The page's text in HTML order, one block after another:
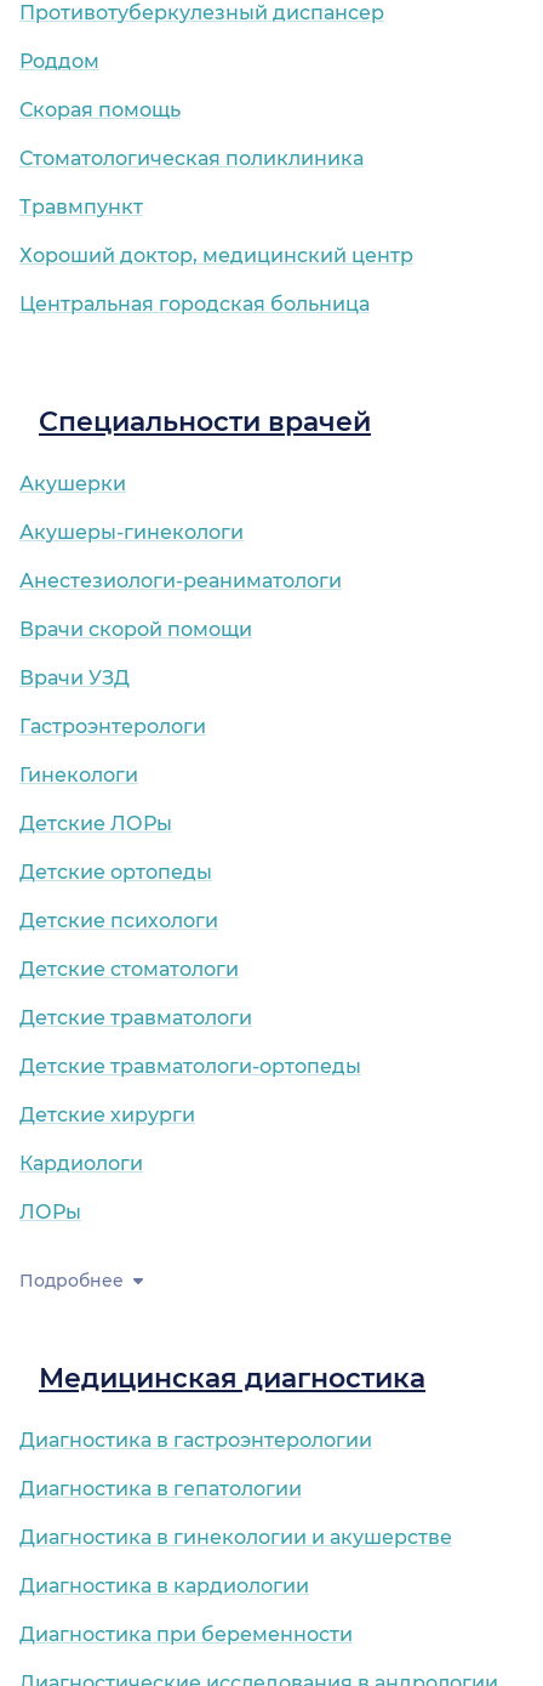
Противотуберкулезный диспансер
Роддом
Скорая помощь
Стоматологическая поликлиника
Травмпункт
Хороший доктор, медицинский центр
Центральная городская больница
Специальности врачей
Акушерки
Акушеры-гинекологи
Анестезиологи-реаниматологи
Врачи скорой помощи
Врачи УЗД
Гастроэнтерологи
Гинекологи
Детские ЛОРы
Детские ортопеды
Детские психологи
Детские стоматологи
Детские травматологи
Детские травматологи-ортопеды
Детские хирурги
Кардиологи
ЛОРы
Подробнее
Медицинская диагностика
Диагностика в гастроэнтерологии
Диагностика в гепатологии
Диагностика в гинекологии и акушерстве
Диагностика в кардиологии
Диагностика при беременности